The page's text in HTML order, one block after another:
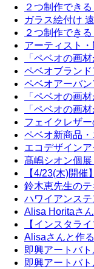
２つ制作でき
ガラス絵付け
２つ制作でき
アーティスト
「ペベオの画
ペベオブランド
ペベオアーバ
「ペベオの画
「ペベオの画
フェイクレザ
ペベオ新商品
エコデザイン
髙嶋シオン個
【4/23(木)開
鈴木恵先生の
ハワイアンス
Alisa Horitaさ
【インスタラ
Alisaさんと作
即興アートバ
即興アートバ